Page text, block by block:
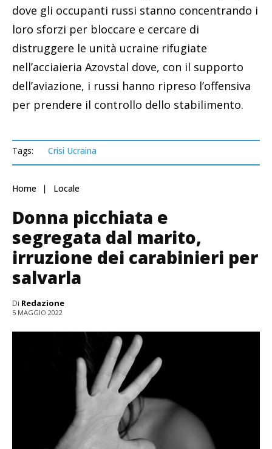
dove gli occupanti russi stanno concentrando i
loro sforzi per bloccare e cercare di
distruggere le unità ucraine rifugiate
nell’acciaieria Azovstal dove, con il supporto
dell’aviazione, i russi hanno ripreso l’offensiva
per prendere il controllo dello stabilimento.
Tags: Crisi Ucraina
Home Locale
Donna picchiata e
segregata dal marito,
irruzione dei carabinieri per
salvarla
Di Redazione
5 MAGGIO 2022